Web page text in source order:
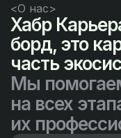
<О нас>
Хабр
борд, это
часть
Мы
на всех
их